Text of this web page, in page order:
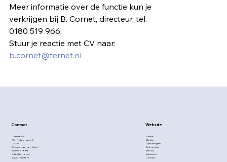
Meer informatie over de functie kun je
verkrijgen bij B. Cornet, directeur, tel.
0180 519 966.
Stuur je reactie met CV naar:
b.cornet@ternet.nl
Contact
Ternet BV
Van Polanenweg 3
2921 LT
Krimpen aan den IJssel
(0180) 519 966
info@ternet.nl
www.ternet.nl
Website
Home
Markten
Oplossingen
Referenties
Nieuws
Vacatures
Contact